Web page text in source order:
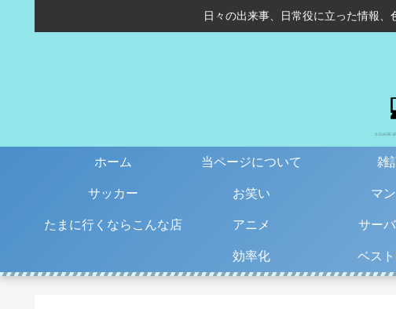
日々の出来事、日常役に立った情報
ホーム 当ページについて 雑
サッカー お笑い マ
たまに行くならこんな店 アニメ サー
効率化 ベス